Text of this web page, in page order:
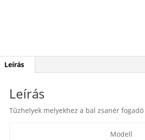
Leírás
Leírás
Tűzhelyek melyekhez a bal zsanér
Modell